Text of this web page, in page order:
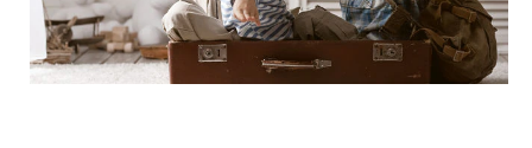
PY (ES)
SUSCRÍBASE